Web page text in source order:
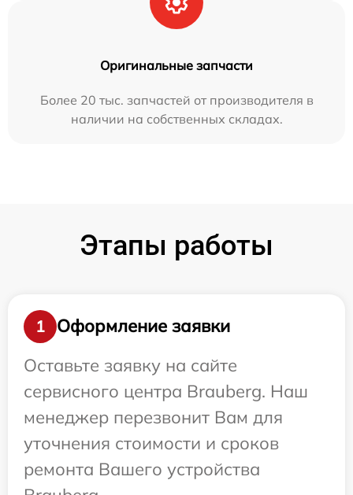
Оригинальные запчасти
Более 20 тыс. запчастей от производителя в
наличии на собственных складах.
Этапы работы
1
Оформление заявки
Оставьте заявку на сайте
сервисного центра Brauberg. Наш
менеджер перезвонит Вам для
уточнения стоимости и сроков
ремонта Вашего устройства